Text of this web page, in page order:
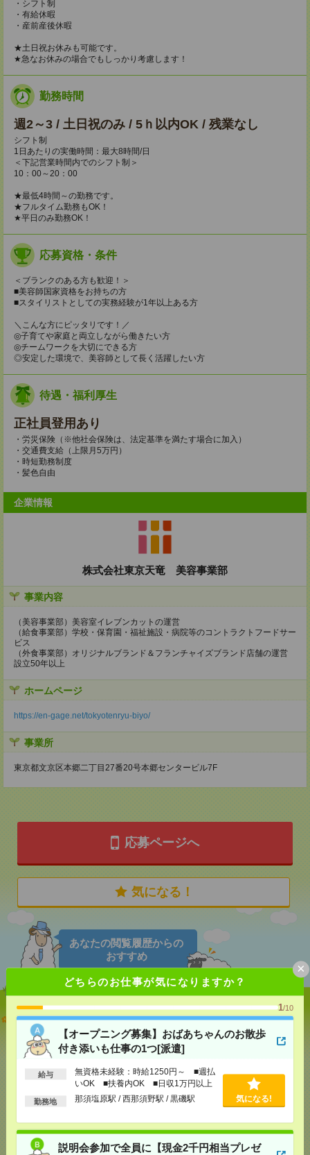
どちらのお仕事が気になりますか？
1/10
【オープニング募集】おばあちゃんのお散歩
付き添いも仕事の1つ[派遣]
給与
無資格未経験：時給1250円～ ■週払
いOK ■扶養内OK ■日収1万円以上
勤務地 那須塩原駅 / 西那須野駅 / 黒磯駅 気になる!
説明会参加で全員に【現金2千円相当プレゼ
×
・シフト制
・有給休暇
・産前産後休暇
★土日祝お休みも可能です。
★急なお休みの場合でもしっかり考慮します！
勤務時間
週2～3 / 土日祝のみ / 5ｈ以内OK / 残業なし
シフト制
1日あたりの実働時間：最大8時間/日
＜下記営業時間内でのシフト制＞
10：00～20：00
★最低4時間～の勤務です。
★フルタイム勤務もOK！
★平日のみ勤務OK！
応募資格・条件
＜ブランクのある方も歓迎！＞
■美容師国家資格をお持ちの方
■スタイリストとしての実務経験が1年以上ある方
＼こんな方にピッタリです！／
◎子育てや家庭と両立しながら働きたい方
◎チームワークを大切にできる方
◎安定した環境で、美容師として長く活躍したい方
待遇・福利厚生
正社員登用あり
・労災保険（※他社会保険は、法定基準を満たす場合に加入）
・交通費支給（上限月5万円）
・時短勤務制度
・髪色自由
企業情報
株式会社東京天竜 美容事業部
事業内容
（美容事業部）美容室イレブンカットの運営
（給食事業部）学校・保育園・福祉施設・病院等のコントラクトフードサー
ビス
（外食事業部）オリジナルブランド＆フランチャイズブランド店舗の運営
設立50年以上
ホームページ
https://en-gage.net/tokyotenryu-biyo/
事業所
東京都文京区本郷二丁目27番20号本郷センタービル7F
応募ページへ
気になる！
あなたの閲覧履歴からの
おすすめ
【オープニング募集】おばあちゃんのお散歩付き添
いも仕事の1つ[派遣]
[給 与]無資格未経験：時給1250円～ ■週払い
OK ■扶養内OK ■日収1万円以上
[交通費]交通費全額支給（ガソリン代もOK！）
[勤務地] 那須塩原駅/ 西那須野駅/黒磯駅
気になる！
説明会参加で全員に【現金2千円相当プレゼント】生
活のお手伝い[派遣]